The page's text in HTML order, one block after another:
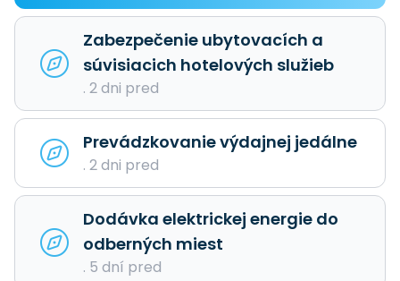
Zabezpečenie ubytovacích a
súvisiacich hotelových služieb
. 2 dni pred
Prevádzkovanie výdajnej jedálne
. 2 dni pred
Dodávka elektrickej energie do
odberných miest
. 5 dní pred